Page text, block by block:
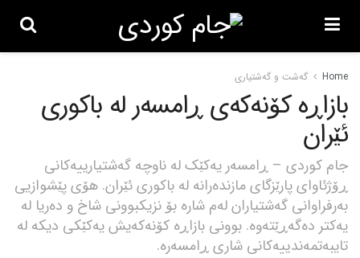
Home گه‌شت و گه‌شتیاری
بازاڕە کۆنەکەی ڕامسەر لە باکوری
ئێران
جام کوردی – ڕامسەر یەکێک لە ناوچە گەشتیارییەکانی
ڕۆژئاوای پارێزگای مازندەرانە لە باکوری ئێران. هۆی پێشوازیی
بەرفراوانی گەشتیاران لەم شارە بۆ نزیکبوونی شاخ و دەریا لە
یەکتر دەگەڕێتەوە. بوونی بازاڕە کۆنەکەیش یەکێکی دیکە لە
تایبەتمەندییەکانی شاری ڕامسەرە.